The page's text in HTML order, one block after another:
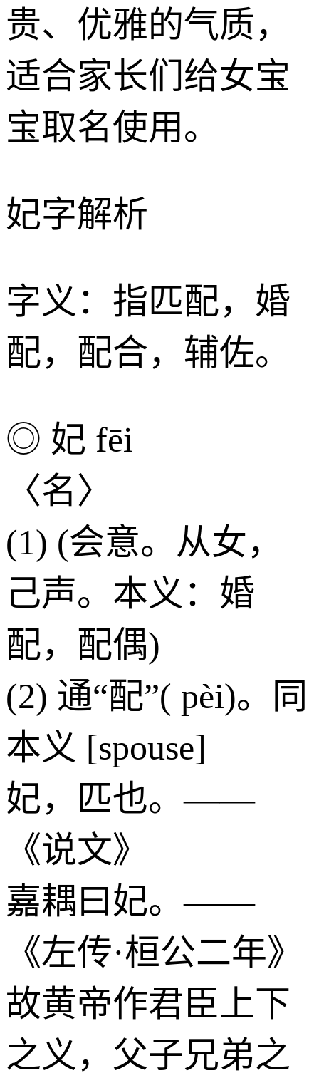
贵、优雅的气质，
适合家长们给女宝
宝取名使用。
妃字解析
字义：指匹配，婚
配，配合，辅佐。
◎ 妃 fēi
〈名〉
(1) (会意。从女，
己声。本义：婚
配，配偶)
(2) 通“配”( pèi)。同
本义 [spouse]
妃，匹也。——
《说文》
嘉耦曰妃。——
《左传·桓公二年》
故黄帝作君臣上下
之义，父子兄弟之